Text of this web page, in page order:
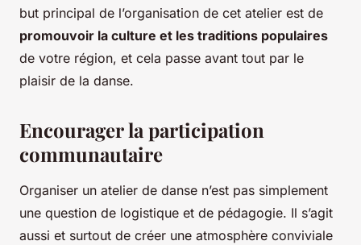
but principal de l’organisation de cet atelier est de
promouvoir la culture et les traditions populaires
de votre région, et cela passe avant tout par le
plaisir de la danse.
Encourager la participation
communautaire
Organiser un atelier de danse n’est pas simplement
une question de logistique et de pédagogie. Il s’agit
aussi et surtout de créer une atmosphère conviviale